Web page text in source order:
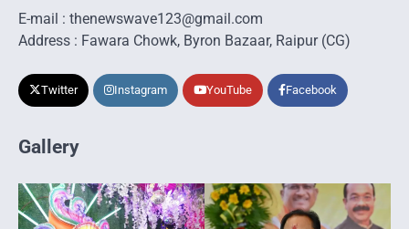
E-mail : thenewswave123@gmail.com
Address : Fawara Chowk, Byron Bazaar, Raipur (CG)
Twitter Instagram YouTube Facebook
Gallery